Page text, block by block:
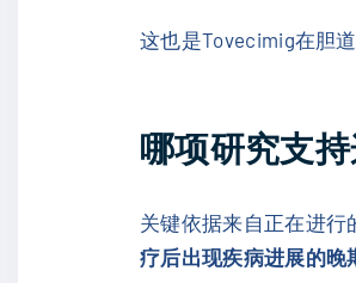
这也是Tovecimig在胆
哪项研究支
关键依据来自正在进行
疗后出现疾病进展的晚